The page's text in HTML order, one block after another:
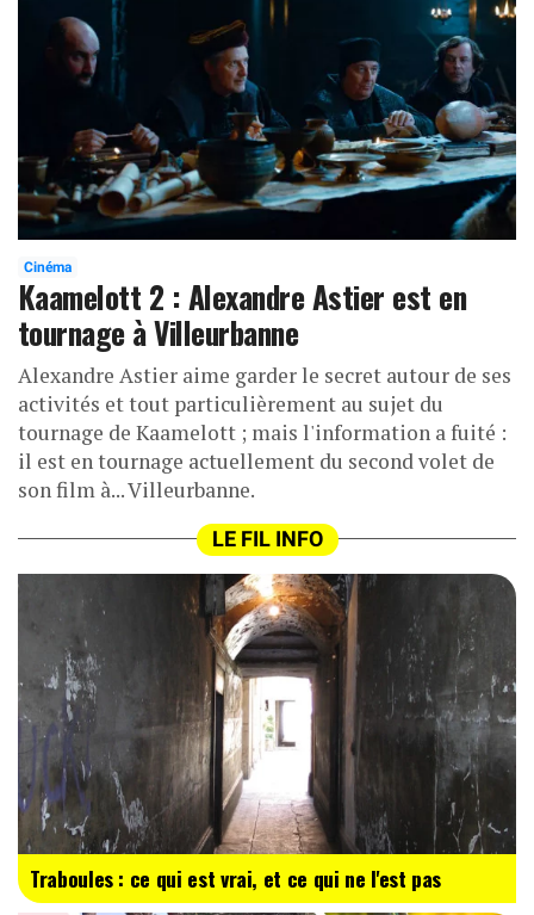
Cinéma
Kaamelott 2 : Alexandre Astier est en
tournage à Villeurbanne
Alexandre Astier aime garder le secret autour de ses
activités et tout particulièrement au sujet du
tournage de Kaamelott ; mais l'information a fuité :
il est en tournage actuellement du second volet de
son film à... Villeurbanne.
LE FIL INFO
Traboules : ce qui est vrai, et ce qui ne l'est pas